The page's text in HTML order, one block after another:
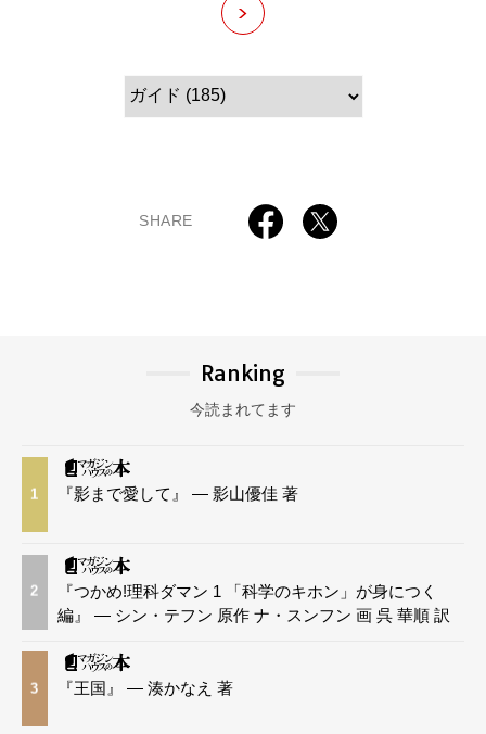
>
SHARE
Ranking
今読まれてます
1 『影まで愛して』 — 影山優佳 著
2
『つかめ!理科ダマン 1 「科学のキホン」が身につく
編』 — シン・テフン 原作 ナ・スンフン 画 呉 華順 訳
3 『王国』 — 湊かなえ 著